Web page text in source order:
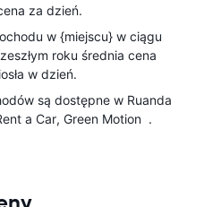
za dzień.
w {miejscu} w ciągu
roku średnia cena
w dzień.
są dostępne w Ruanda
a Car Green Motion .